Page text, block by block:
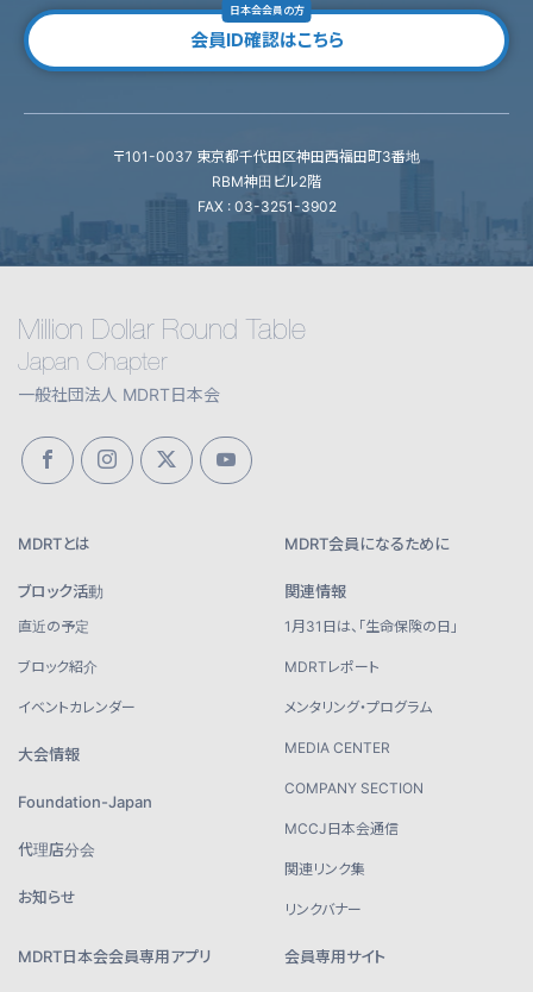
日本会会員の方
会員ID確認はこちら
〒101-0037 東京都千代田区神田西福田町3番地
RBM神田ビル2階
FAX : 03-3251-3902
Million Dollar Round Table
Japan Chapter
一般社団法人 MDRT日本会
MDRTとは MDRT会員になるために
ブロック活動
直近の予定
ブロック紹介
イベントカレンダー
大会情報
Foundation-Japan
代理店分会
お知らせ
関連情報
1月31日は、「生命保険の日」
MDRTレポート
メンタリング・プログラム
MEDIA CENTER
COMPANY SECTION
MCCJ日本会通信
関連リンク集
リンクバナー
MDRT日本会会員専用アプリ 会員専用サイト